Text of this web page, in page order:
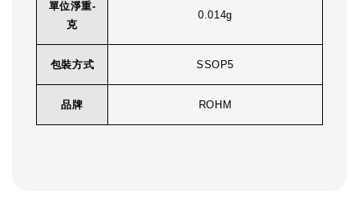
單位淨重-
克
0.014g
包裝方式 SSOP5
品牌 ROHM